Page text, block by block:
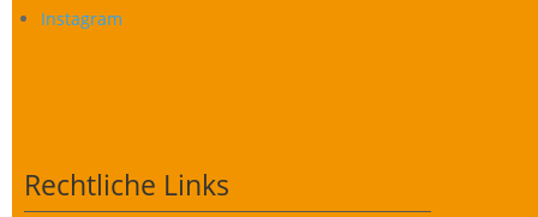
Instagram
Rechtliche Links